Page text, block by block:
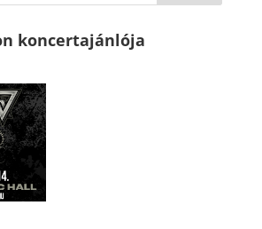
koncertajánlója